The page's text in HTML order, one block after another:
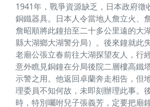
1941年，戰爭資源缺乏，日本政府徵
銅鐵器具。日本人令當地人詹立火、
詹昭順將此鐘抬至二十多公里遠的大
縣大湖鄉大湖警分局）。後來鐘就此
老廟公張立春前往大湖探望友人，行
意外瞧見銅鐘在分局後院二層樓高鐵
示警之用。他返回卓蘭奔走相告，但
理委員不知何故，未即刻辦理此事。
時，特別囑咐兒子張義芳，定要把廟鐘